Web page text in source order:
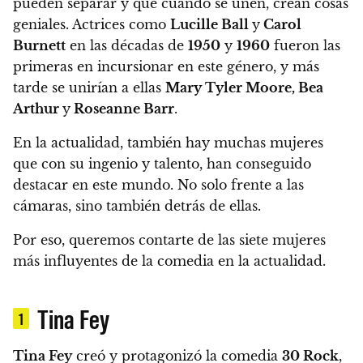
geniales. Actrices como Lucille Ball y Carol
Burnett en las décadas de 1950 y 1960 fueron las
primeras en incursionar en este género, y más
tarde se unirían a ellas Mary Tyler Moore, Bea
Arthur y Roseanne Barr.
En la actualidad, también hay muchas mujeres
que con su ingenio y talento, han conseguido
destacar en este mundo. No solo frente a las
cámaras, sino también detrás de ellas.
Por eso, queremos contarte de las siete mujeres
más influyentes de la comedia en la actualidad.
1 Tina Fey
Tina Feycreó y protagonizó la comedia 30 Rock,